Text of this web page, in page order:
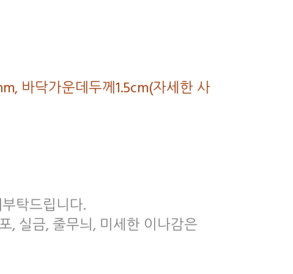
바닥가운데두께1.5cm(자세한 사
탁드립니다.
, 실금, 줄무늬, 미세한 이나감은